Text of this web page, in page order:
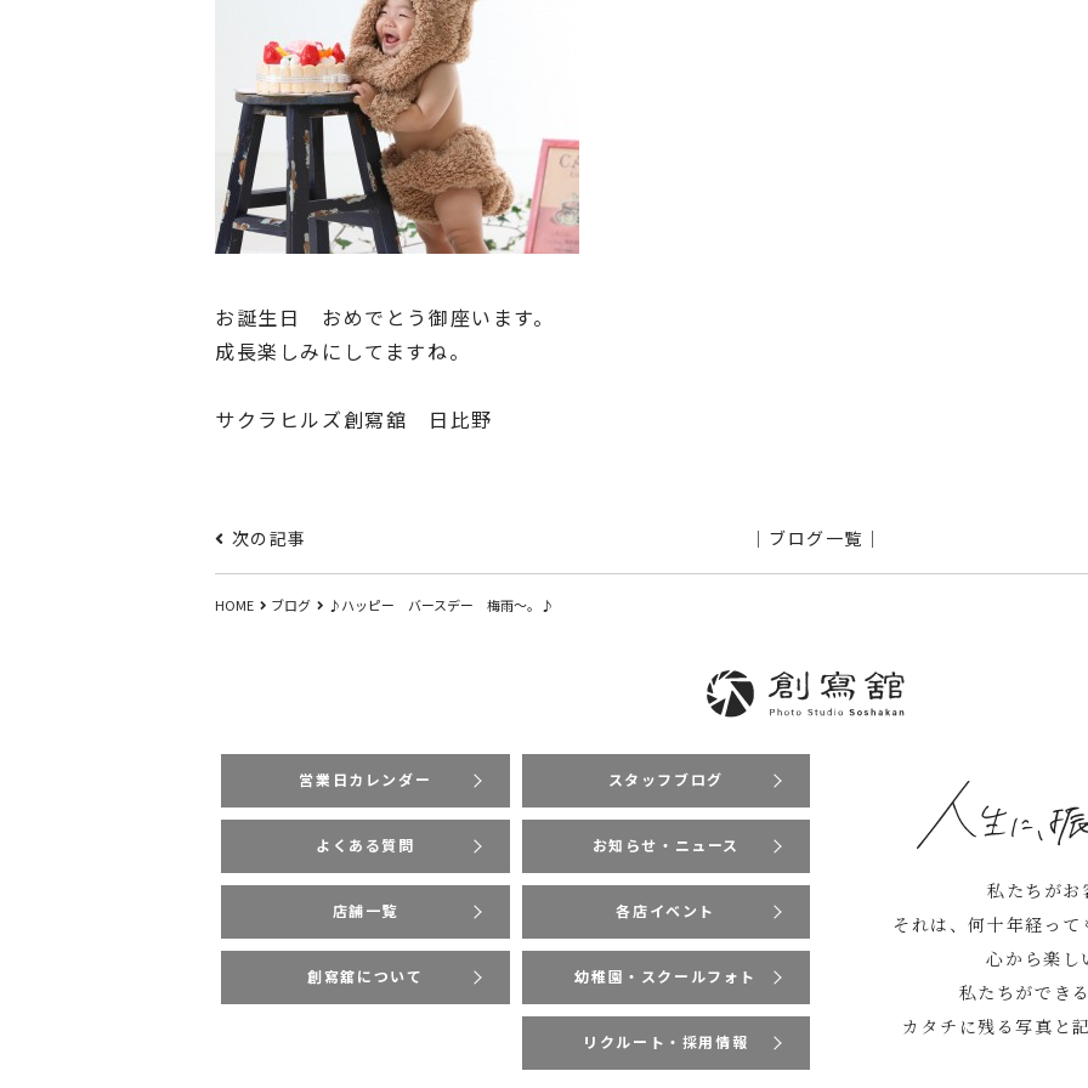
お誕生日 おめでとう御座います。
成長楽しみにしてますね。
サクラヒルズ創寫舘 日比野
次の記事 ｜ブログ一覧｜
HOME ブログ ♪ハッピー バースデー 梅雨～。♪
営業日カレンダー
よくある質問
店舗一覧
創寫舘について
スタッフブログ
お知らせ・ニュース
各店イベント
幼稚園・スクールフォト
リクルート・採用情報
私たちがお
それは、何十年経っ
心から楽し
私たちができ
カタチに残る写真と